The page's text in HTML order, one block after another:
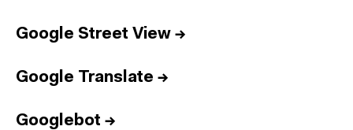
Google Street View →
Google Translate →
Googlebot →